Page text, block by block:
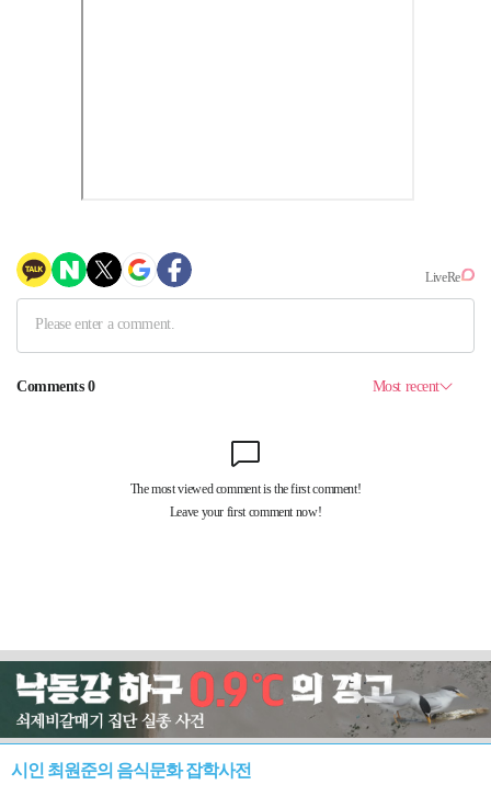
시인 최원준의 음식문화 잡학사전